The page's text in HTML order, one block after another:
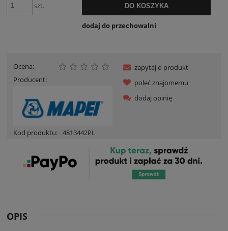
szt. DO KOSZYKA
dodaj do przechowalni
Ocena:
Producent:
Kod produktu: 4813442PL
zapytaj o produkt
poleć znajomemu
dodaj opinię
OPIS